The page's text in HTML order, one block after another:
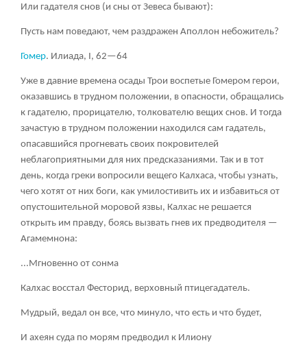
Или гадателя снов (и сны от Зевеса бывают):
Пусть нам поведают, чем раздражен Аполлон небожитель?
Гомер. Илиада, I, 62—64
Уже в давние времена осады Трои воспетые Гомером герои,
оказавшись в трудном положении, в опасности, обращались
к гадателю, прорицателю, толкователю вещих снов. И тогда
зачастую в трудном положении находился сам гадатель,
опасавшийся прогневать своих покровителей
неблагоприятными для них предсказаниями. Так и в тот
день, когда греки вопросили вещего Калхаса, чтобы узнать,
чего хотят от них боги, как умилостивить их и избавиться от
опустошительной моровой язвы, Калхас не решается
открыть им правду, боясь вызвать гнев их предводителя —
Агамемнона:
...Мгновенно от сонма
Калхас восстал Фесторид, верховный птицегадатель.
Мудрый, ведал он все, что минуло, что есть и что будет,
И ахеян суда по морям предводил к Илиону